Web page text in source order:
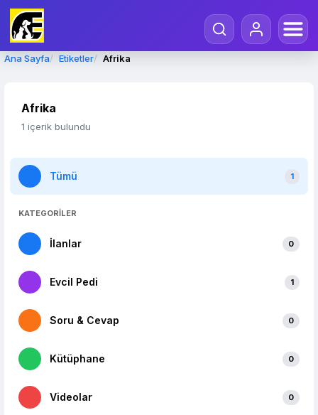
Ana Sayfa Etiketler Afrika
Afrika
1 içerik bulundu
Tümü 1
KATEGORİLER
İlanlar 0
Evcil Pedi 1
Soru & Cevap 0
Kütüphane 0
Videolar 0